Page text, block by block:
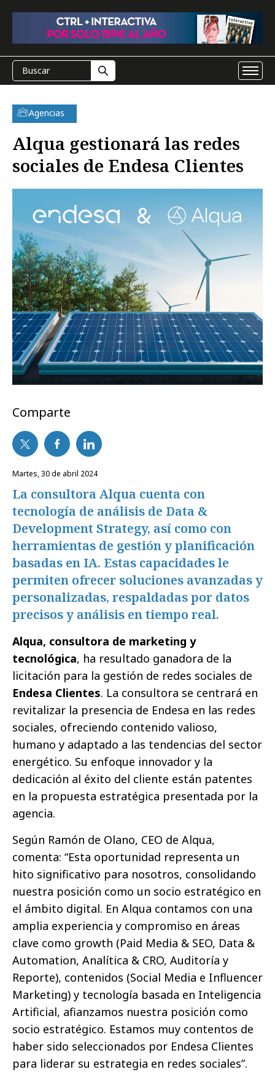
Agencias
Alqua gestionará las redes
sociales de Endesa Clientes
Comparte
martes, 30 de abril 2024
La consultora Alqua cuenta con
tecnología de análisis de Data &
Development Strategy, así como con
herramientas de gestión y planificación
basadas en IA. Estas capacidades le
permiten ofrecer soluciones avanzadas y
personalizadas, respaldadas por datos
precisos y análisis en tiempo real.
Alqua, consultora de marketing y
tecnológica, ha resultado ganadora de la
licitación para la gestión de redes sociales de
Endesa Clientes. La consultora se centrará en
revitalizar la presencia de Endesa en las redes
sociales, ofreciendo contenido valioso,
humano y adaptado a las tendencias del sector
energético. Su enfoque innovador y la
dedicación al éxito del cliente están patentes
en la propuesta estratégica presentada por la
agencia.
Según Ramón de Olano, CEO de Alqua,
comenta: “Esta oportunidad representa un
hito significativo para nosotros, consolidando
nuestra posición como un socio estratégico en
el ámbito digital. En Alqua contamos con una
amplia experiencia y compromiso en áreas
clave como growth (Paid Media & SEO, Data &
Automation, Analítica & CRO, Auditoría y
Reporte), contenidos (Social Media e Influencer
Marketing) y tecnología basada en Inteligencia
Artificial, afianzamos nuestra posición como
socio estratégico. Estamos muy contentos de
haber sido seleccionados por Endesa Clientes
para liderar su estrategia en redes sociales”.